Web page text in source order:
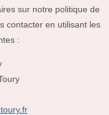
sur notre politique de
contacter en utilisant les
: